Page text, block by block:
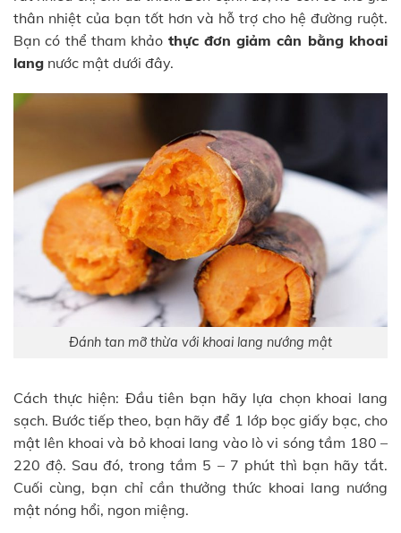
thân nhiệt của bạn tốt hơn và hỗ trợ cho hệ đường ruột.
Bạn có thể tham khảo thực đơn giảm cân bằng khoai
lang nước mật dưới đây.
Đánh tan mỡ thừa với khoai lang nướng mật
Cách thực hiện: Đầu tiên bạn hãy lựa chọn khoai lang
sạch. Bước tiếp theo, bạn hãy để 1 lớp bọc giấy bạc, cho
mật lên khoai và bỏ khoai lang vào lò vi sóng tầm 180 –
220 độ. Sau đó, trong tầm 5 – 7 phút thì bạn hãy tắt.
Cuối cùng, bạn chỉ cần thưởng thức khoai lang nướng
mật nóng hổi, ngon miệng.